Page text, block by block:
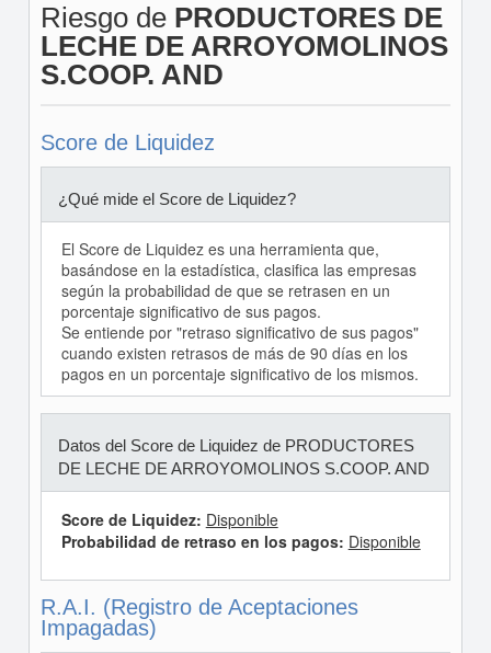
Riesgo de PRODUCTORES DE
LECHE DE ARROYOMOLINOS
S.COOP. AND
Score de Liquidez
¿Qué mide el Score de Liquidez?
El Score de Liquidez es una herramienta que,
basándose en la estadística, clasifica las empresas
según la probabilidad de que se retrasen en un
porcentaje significativo de sus pagos.
Se entiende por "retraso significativo de sus pagos"
cuando existen retrasos de más de 90 días en los
pagos en un porcentaje significativo de los mismos.
Datos del Score de Liquidez de PRODUCTORES
DE LECHE DE ARROYOMOLINOS S.COOP. AND
Score de Liquidez: Disponible
Probabilidad de retraso en los pagos: Disponible
R.A.I. (Registro de Aceptaciones
Impagadas)